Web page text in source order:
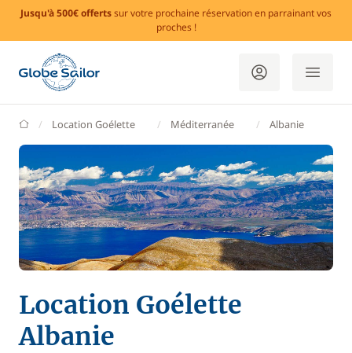
Jusqu'à 500€ offertssur votre prochaine réservation en parrainant vos
proches !
GlobeSailor
Location Goélette Méditerranée Albanie
Location Goélette
Albanie